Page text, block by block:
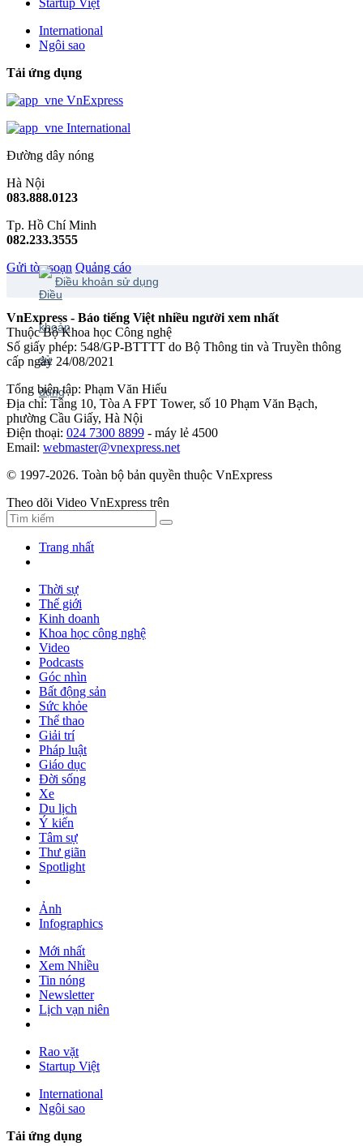
Startup Việt
International
Ngôi sao
Tải ứng dụng
VnExpress
International
Đường dây nóng
Hà Nội
083.888.0123
Tp. Hồ Chí Minh
082.233.3555
Gửi tòa soạn Quảng cáo
Điều khoản sử dụng
VnExpress - Báo tiếng Việt nhiều người xem nhất
Thuộc Bộ Khoa học Công nghệ
Số giấy phép: 548/GP-BTTTT do Bộ Thông tin và Truyền thông
cấp ngày 24/08/2021
Tổng biên tập: Phạm Văn Hiếu
Địa chỉ: Tầng 10, Tòa A FPT Tower, số 10 Phạm Văn Bạch,
phường Cầu Giấy, Hà Nội
Điện thoại: 024 7300 8899 - máy lẻ 4500
Email: webmaster@vnexpress.net
© 1997-2026. Toàn bộ bản quyền thuộc VnExpress
Theo dõi Video VnExpress trên
Trang nhất
Thời sự
Thế giới
Kinh doanh
Khoa học công nghệ
Video
Podcasts
Góc nhìn
Bất động sản
Sức khỏe
Thể thao
Giải trí
Pháp luật
Giáo dục
Đời sống
Xe
Du lịch
Ý kiến
Tâm sự
Thư giãn
Spotlight
Ảnh
Infographics
Mới nhất
Xem Nhiều
Tin nóng
Newsletter
Lịch vạn niên
Rao vặt
Startup Việt
International
Ngôi sao
Tải ứng dụng